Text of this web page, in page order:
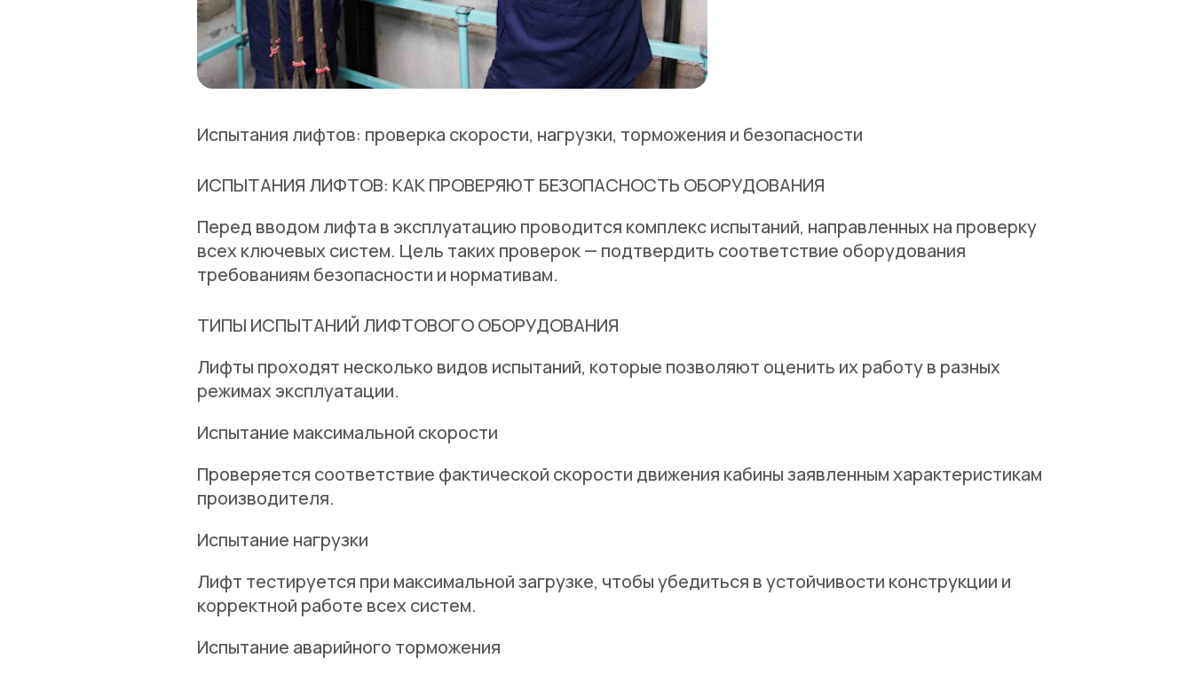
Испытания лифтов: проверка скорости, нагрузки, торможения и безопасности
ИСПЫТАНИЯ ЛИФТОВ: КАК ПРОВЕРЯЮТ БЕЗОПАСНОСТЬ ОБОРУДОВАНИЯ
Перед вводом лифта в эксплуатацию проводится комплекс испытаний, направленных на проверку
всех ключевых систем. Цель таких проверок — подтвердить соответствие оборудования
требованиям безопасности и нормативам.
ТИПЫ ИСПЫТАНИЙ ЛИФТОВОГО ОБОРУДОВАНИЯ
Лифты проходят несколько видов испытаний, которые позволяют оценить их работу в разных
режимах эксплуатации.
Испытание максимальной скорости
Проверяется соответствие фактической скорости движения кабины заявленным характеристикам
производителя.
Испытание нагрузки
Лифт тестируется при максимальной загрузке, чтобы убедиться в устойчивости конструкции и
корректной работе всех систем.
Испытание аварийного торможения